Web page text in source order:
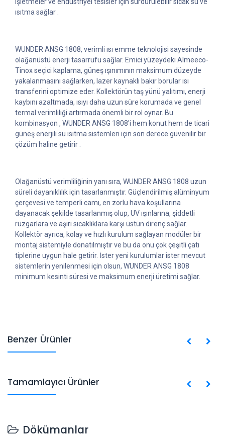
ısıtma sağlar .
WUNDER ANSG 1808, verimli ısı emme teknolojisi sayesinde
olağanüstü enerji tasarrufu sağlar. Emici yüzeydeki Almeeco-
Tinox seçici kaplama, güneş ışınımının maksimum düzeyde
yakalanmasını sağlarken, lazer kaynaklı bakır borular ısı
transferini optimize eder. Kollektörün taş yünü yalıtımı, enerji
kaybını azaltmada, ısıyı daha uzun süre korumada ve genel
termal verimliliği artırmada önemli bir rol oynar. Bu
kombinasyon , WUNDER ANSG 1808'i hem konut hem de ticari
güneş enerjili su ısıtma sistemleri için son derece güvenilir bir
çözüm haline getirir .
Olağanüstü verimliliğinin yanı sıra, WUNDER ANSG 1808 uzun
süreli dayanıklılık için tasarlanmıştır. Güçlendirilmiş alüminyum
çerçevesi ve temperli camı, en zorlu hava koşullarına
dayanacak şekilde tasarlanmış olup, UV ışınlarına, şiddetli
rüzgarlara ve aşırı sıcaklıklara karşı üstün direnç sağlar.
Kollektör ayrıca, kolay ve hızlı kurulum sağlayan modüler bir
montaj sistemiyle donatılmıştır ve bu da onu çok çeşitli çatı
tiplerine uygun hale getirir. İster yeni kurulumlar ister mevcut
sistemlerin yenilenmesi için olsun, WUNDER ANSG 1808
minimum kesinti süresi ve maksimum enerji üretimi sağlar.
Benzer Ürünler
Tamamlayıcı Ürünler
Dökümanlar